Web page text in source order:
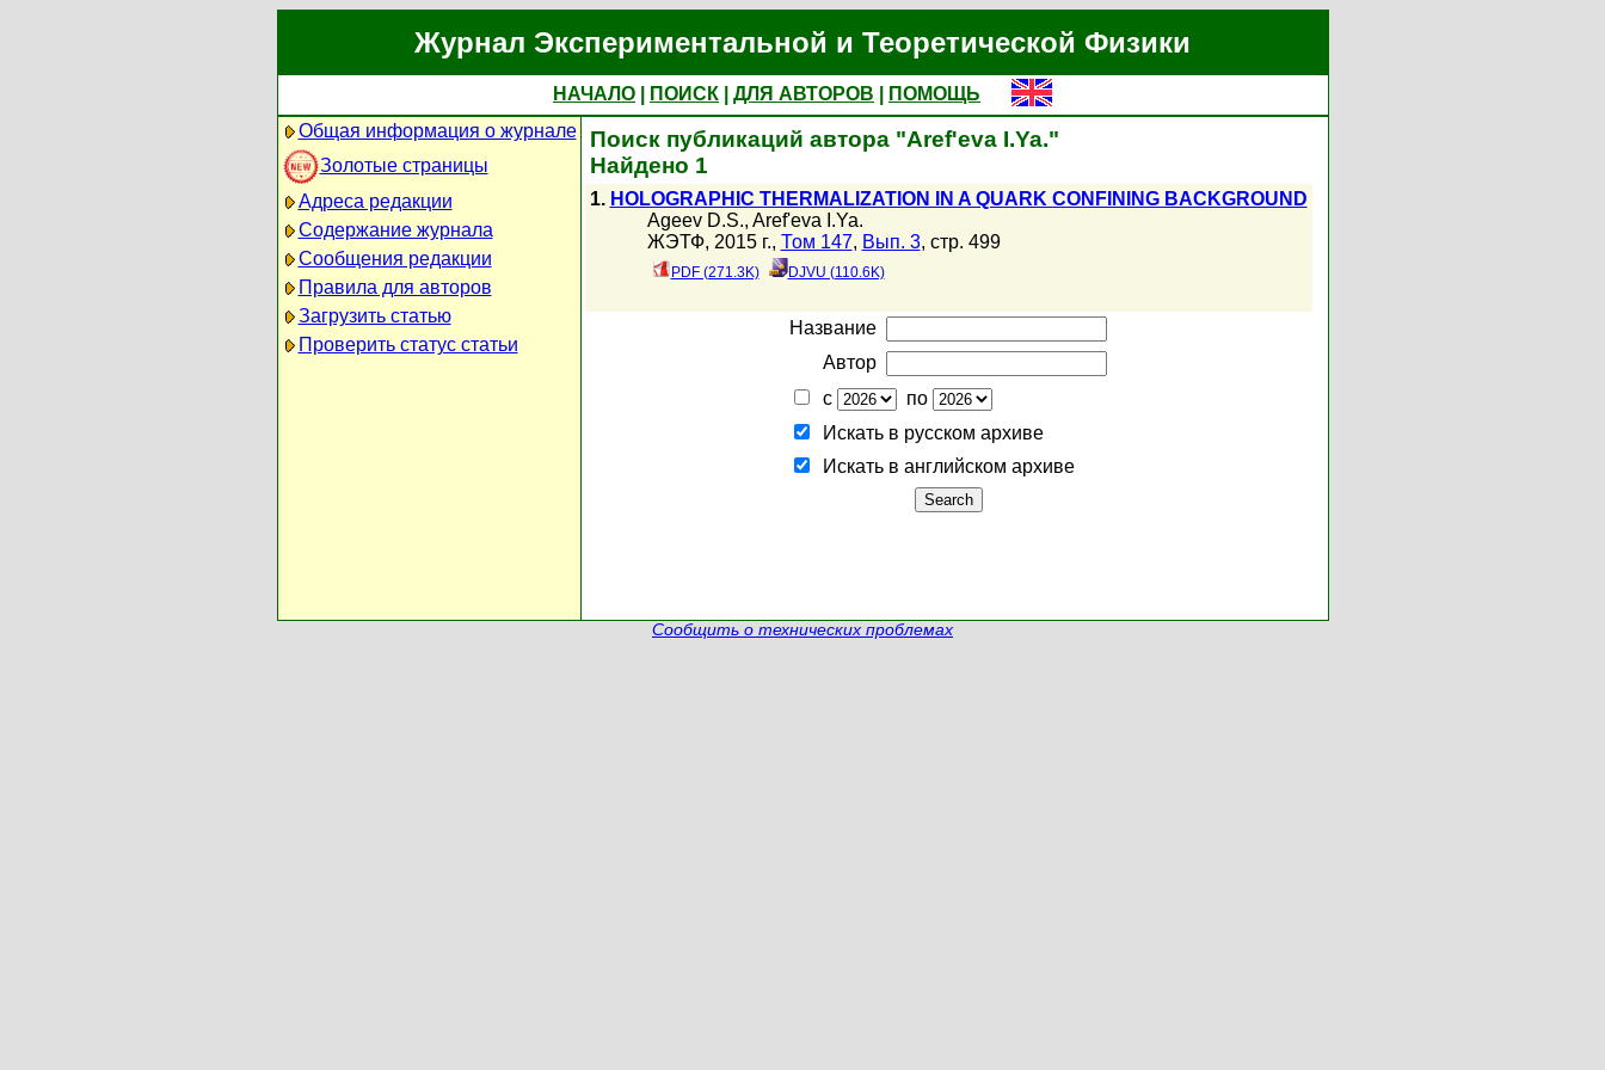
Журнал Экспериментальной и Теоретической Физики
НАЧАЛО ПОИСК ДЛЯ АВТОРОВ
ПОМОЩЬ
Общая информация о журнале
Золотые страницы
Адреса редакции
Содержание журнала
Сообщения редакции
Правила для авторов
Загрузить статью
Проверить статус статьи
Поиск публикаций автора "Aref'eva I.Ya."
Найдено 1
1. HOLOGRAPHIC THERMALIZATION IN A QUARK CONFINING BACKGROUND
Ageev D.S., Aref'eva I.Ya.
ЖЭТФ, 2015 г., Том 147, Вып. 3, стр. 499
PDF (271.3K) DJVU (110.6K)
Название
Автор
с
по
Искать в русском архиве
Искать в английском архиве
Сообщить о технических проблемах